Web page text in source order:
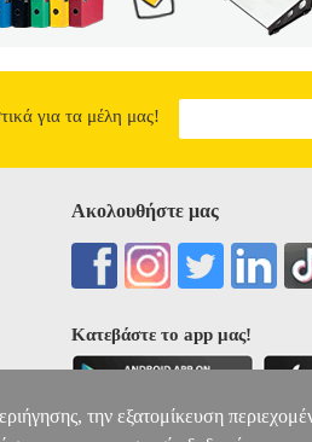
για τα μέλη μας!
Ακολουθήστε μας
Κατεβάστε το app μας!
την εξατομίκευση